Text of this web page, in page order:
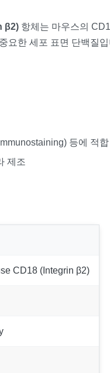
β2) 항체는 마우스의
요한 세포 표면 단백질
등에 적합
제조
CD18 (Integrin β2)